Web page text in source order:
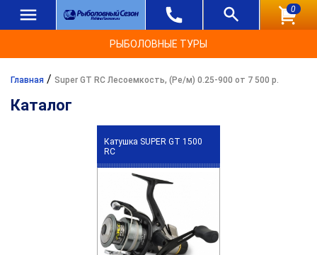
0
РЫБОЛОВНЫЕ ТУРЫ
Главная / Super GT RC Лесоемкость, (Ре/м) 0.25-900 от 7 500 р.
Каталог
Катушка SUPER GT 1500
RC